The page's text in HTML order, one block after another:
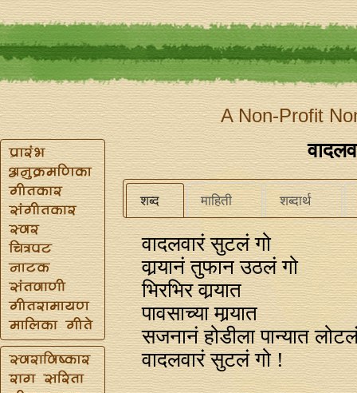
A Non-Profit
शब्द माहिती शब्दार्थ
वादलवारं सुटलं गो
वार्‍यानं तुफान उठलं गो
भिरभिर वार्‍यात
पावसाच्या मार्‍यात
सजनानं होडीला पान्यात
वादलवारं सुटलं गो !